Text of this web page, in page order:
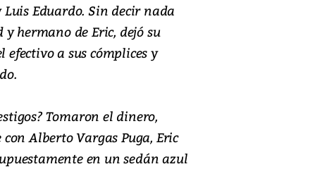
Eduardo. Sin decir nada
hermano de Eric, dejó su
efectivo a sus cómplices y
Tomaron el dinero,
Alberto Vargas Puga, Eric
en un sedán azul